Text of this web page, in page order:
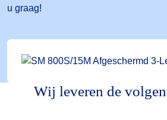
u graag!
Wij leveren de